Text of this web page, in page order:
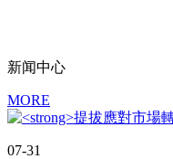
新闻中心
MORE
07-31